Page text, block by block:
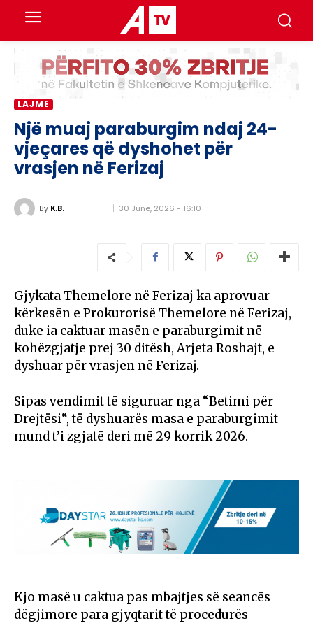
LAJME
Një muaj paraburgim ndaj 24-
vjeçares që dyshohet për
vrasjen në Ferizaj
By K.B. 30 June, 2026 - 16:10
Gjykata Themelore në Ferizaj ka aprovuar
kërkesën e Prokurorisë Themelore në Ferizaj,
duke ia caktuar masën e paraburgimit në
kohëzgjatje prej 30 ditësh, Arjeta Roshajt, e
dyshuar për vrasjen në Ferizaj.
Sipas vendimit të siguruar nga “Betimi për
Drejtësi“, të dyshuarës masa e paraburgimit
mund t’i zgjatë deri më 29 korrik 2026.
Kjo masë u caktua pas mbajtjes së seancës
dëgjimore para gjyqtarit të procedurës